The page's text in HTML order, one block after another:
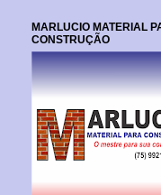
MARLUCIO MATERIAL
CONSTRUÇÃO